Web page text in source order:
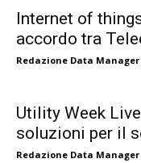
Internet of
accordo tra
Redazione Data
Utility Week
soluzioni per il
Redazione Data